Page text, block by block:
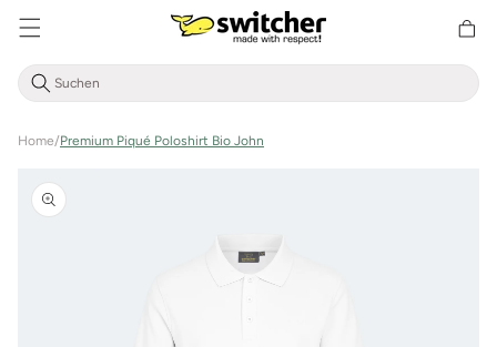
Home/Premium Piqué Poloshirt Bio John
Produktinformationen
springen